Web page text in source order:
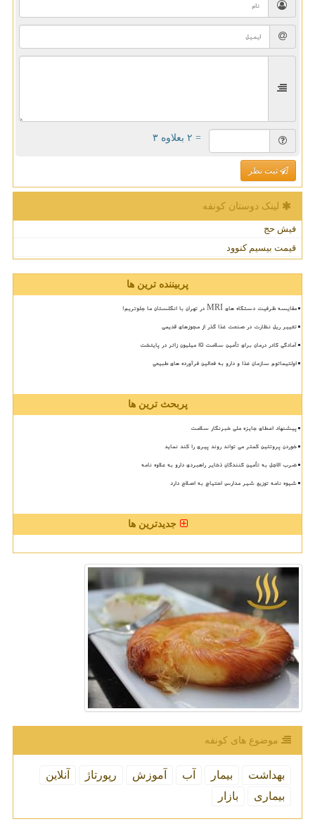
= ۲ بعلاوه ۳
ثبت نظر
لینک دوستان كونفه
فیش حج
قیمت بیسیم کنوود
پربیننده ترین ها
مقایسه ظرفیت دستگاه های MRI در تهران با انگلستان ما جلوتریم!
تغییر ریل نظارت در صنعت غذا گذر از مجوزهای قدیمی
آمادگی کادر درمان برای تأمین سلامت 15 میلیون زائر در پایتخت
اولتیماتوم سازمان غذا و دارو به فعالین فرآورده های طبیعی
پربحث ترین ها
پیشنهاد اعطای جایزه ملی خبرنگار سلامت
خوردن پروتئین کمتر می تواند روند پیری را کند نماید
ضرب الاجل به تأمین کنندگان ذخایر راهبردی دارو به علاوه نامه
شیوه نامه توزیع شیر مدارس احتیاج به اصلاح دارد
جدیدترین ها
موضوع های كونفه
بهداشت بیمار آب آموزش رپورتاژ
آنلاین
بیماری
بازار